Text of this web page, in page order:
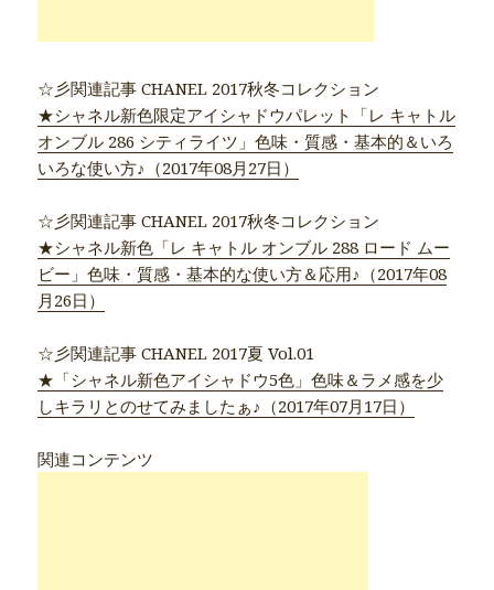
☆彡関連記事 CHANEL 2017秋冬コレクション
★シャネル新色限定アイシャドウパレット「レ キャトル
オンブル 286 シティライツ」色味・質感・基本的＆いろ
いろな使い方♪（2017年08月27日）
☆彡関連記事 CHANEL 2017秋冬コレクション
★シャネル新色「レ キャトル オンブル 288 ロード ムー
ビー」色味・質感・基本的な使い方＆応用♪（2017年08
月26日）
☆彡関連記事 CHANEL 2017夏 Vol.01
★「シャネル新色アイシャドウ5色」色味＆ラメ感を少
しキラリとのせてみましたぁ♪（2017年07月17日）
関連コンテンツ